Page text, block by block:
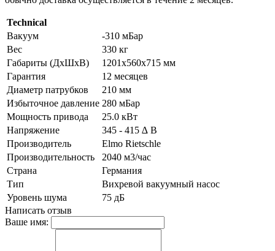
Technical
Вакуум
-310 мБар
Вес
330 кг
Габариты (ДхШхВ)
1201х560х715 мм
Гарантия
12 месяцев
Диаметр патрубков
210 мм
Избыточное давление 280 мБар
Мощность привода
25.0 кВт
Напряжение
345 - 415 ∆ В
Производитель
Elmo Rietschle
Производительность
2040 м3/час
Страна
Германия
Тип
Вихревой вакуумный насос
Уровень шума
75 дБ
Написать отзыв
Ваше имя: